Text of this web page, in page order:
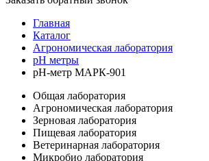
Главная
Каталог
Агрономическая лаборатория
pH метры
рН-метр МАРК-901
Общая лаборатория
Агрономическая лаборатория
Зерновая лаборатория
Пищевая лаборатория
Ветеринарная лаборатория
Микробио лаборатория